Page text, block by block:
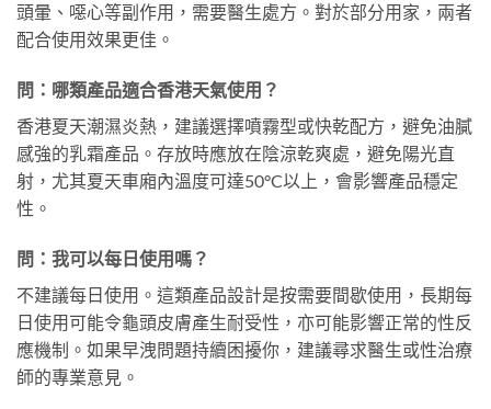
頭暈、噁心等副作用，需要醫生處方。對於部分用家，兩者
配合使用效果更佳。
問：哪類產品適合香港天氣使用？
香港夏天潮濕炎熱，建議選擇噴霧型或快乾配方，避免油膩
感強的乳霜產品。存放時應放在陰涼乾爽處，避免陽光直
射，尤其夏天車廂內溫度可達50°C以上，會影響產品穩定
性。
問：我可以每日使用嗎？
不建議每日使用。這類產品設計是按需要間歇使用，長期每
日使用可能令龜頭皮膚產生耐受性，亦可能影響正常的性反
應機制。如果早洩問題持續困擾你，建議尋求醫生或性治療
師的專業意見。